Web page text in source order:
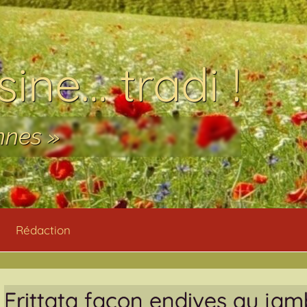
tradi !
»
Rédaction
Frittata façon endives au